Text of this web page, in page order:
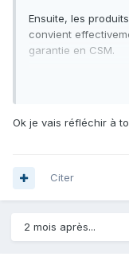
Ensuite, les
convient
garantie en CSM.
Certaines GAV
d'IPP minimum, et
Ok je vais réfléchir à
Citer
2 mois après...